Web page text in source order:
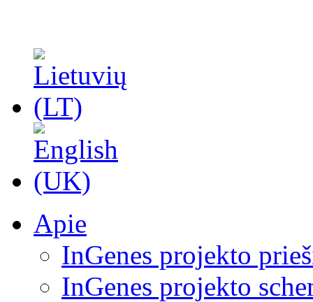
Apie
InGenes projekto
InGenes projekto